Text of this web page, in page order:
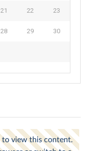
21 22 23
28 29 30